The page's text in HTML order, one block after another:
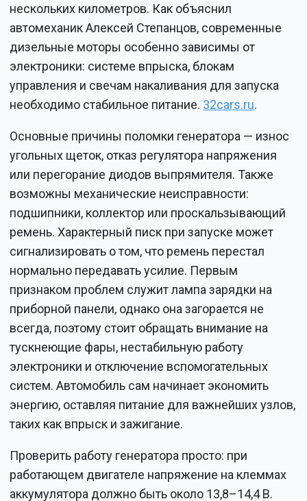
нескольких километров. Как объяснил
автомеханик Алексей Степанцов, современные
дизельные моторы особенно зависимы от
электроники: системе впрыска, блокам
управления и свечам накаливания для запуска
необходимо стабильное питание. 32cars.ru.
Основные причины поломки генератора — износ
угольных щеток, отказ регулятора напряжения
или перегорание диодов выпрямителя. Также
возможны механические неисправности:
подшипники, коллектор или проскальзывающий
ремень. Характерный писк при запуске может
сигнализировать о том, что ремень перестал
нормально передавать усилие. Первым
признаком проблем служит лампа зарядки на
приборной панели, однако она загорается не
всегда, поэтому стоит обращать внимание на
тускнеющие фары, нестабильную работу
электроники и отключение вспомогательных
систем. Автомобиль сам начинает экономить
энергию, оставляя питание для важнейших узлов,
таких как впрыск и зажигание.
Проверить работу генератора просто: при
работающем двигателе напряжение на клеммах
аккумулятора должно быть около 13,8–14,4 В.